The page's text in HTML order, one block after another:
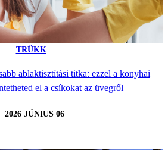
TRÜKK
ablaktisztítási titka: ezzel a konyhai
el a csíkokat az üvegről
2026 JÚNIUS 06